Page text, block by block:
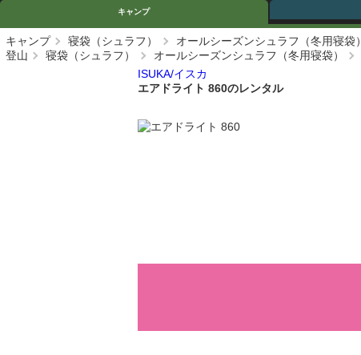
キャンプ
キャンプ 寝袋（シュラフ） オールシーズンシュラフ（冬用寝袋）
登山
寝袋（シュラフ） オールシーズンシュラフ（冬用寝袋）
ISUKA/イスカ
エアドライト 860のレンタル